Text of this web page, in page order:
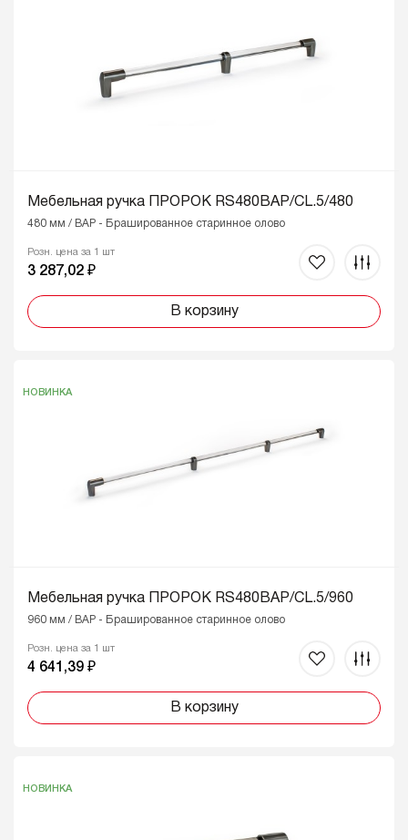
Мебельная ручка ПРОРОК RS480BAP/CL.5/480
480 мм / BAP - Брашированное старинное олово
Розн. цена за 1 шт
3 287,02 ₽
В корзину
НОВИНКА
Мебельная ручка ПРОРОК RS480BAP/CL.5/960
960 мм / BAP - Брашированное старинное олово
Розн. цена за 1 шт
4 641,39 ₽
В корзину
НОВИНКА